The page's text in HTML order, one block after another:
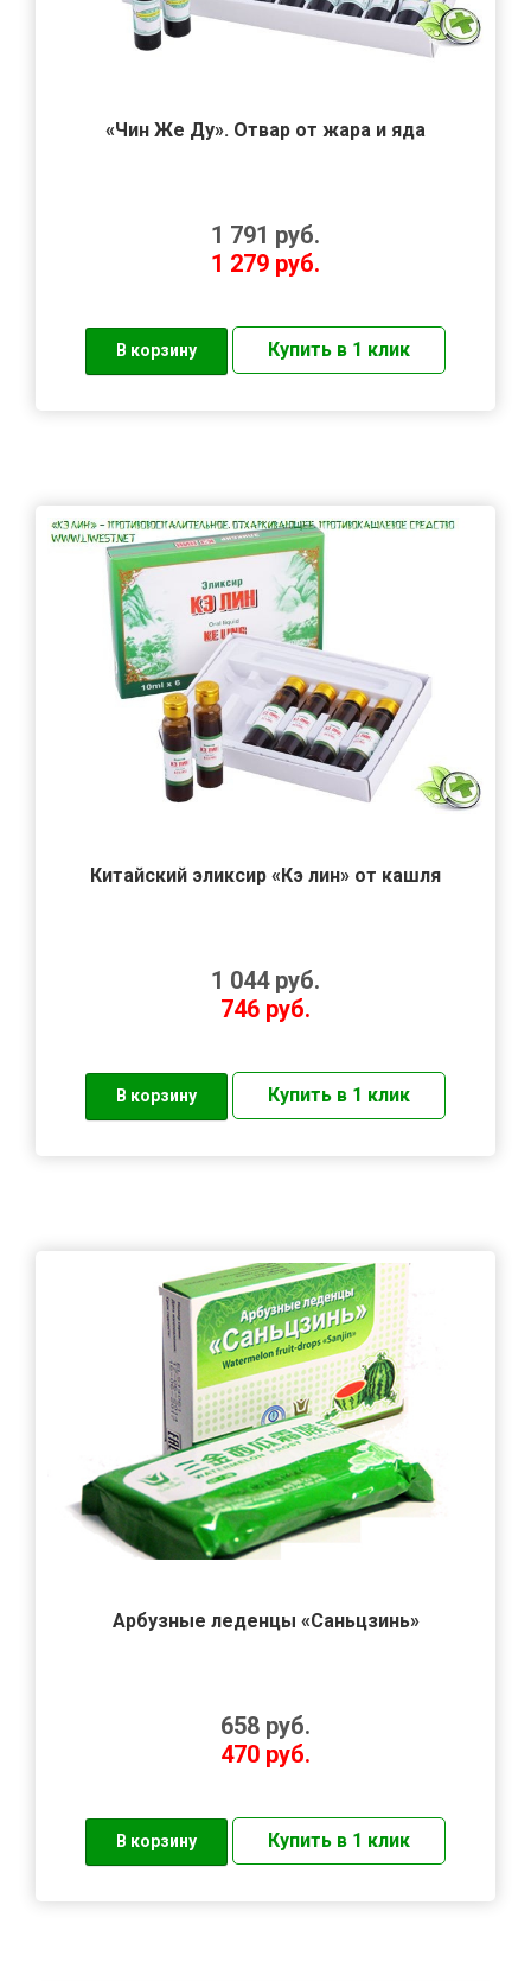
«Чин Же Ду». Отвар от жара и яда
1 791 руб.
1 279 руб.
Китайский эликсир «Кэ лин» от кашля
1 044 руб.
746 руб.
Арбузные леденцы «Саньцзинь»
658 руб.
470 руб.